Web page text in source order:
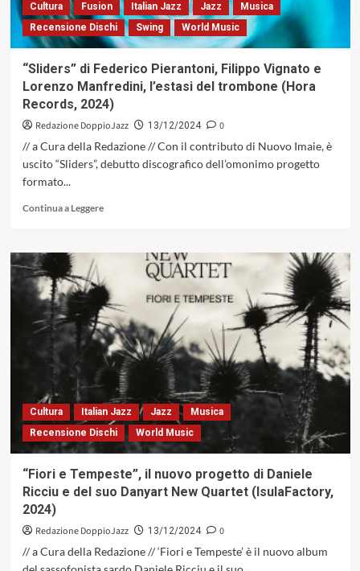
Cultura Fusion Italian Jazz Jazz
Musica
Recensione Dischi
Swing World Music
“Sliders” di Federico Pierantoni, Filippo Vignato e
Lorenzo Manfredini, l’estasi del trombone (Hora
Records, 2024)
Redazione DoppioJazz 13/12/2024
0
// a Cura della Redazione // Con il contributo di Nuovo Imaie, è
uscito “Sliders”, debutto discografico dell’omonimo progetto
formato...
Continua a LeggereLeggi
su
di
Federico
Pierantoni,
Filippo
Vignato
e
Lorenzo
Manfredini,
l’estasi
del
trombone
2024)
Cultura Italian Jazz Jazz
Musica
Recensione Dischi
World Music
“Fiori e Tempeste”, il nuovo progetto di Daniele
Ricciu e del suo Danyart New Quartet (IsulaFactory,
2024)
Redazione DoppioJazz 13/12/2024
0
// a Cura della Redazione // ‘Fiori e Tempeste’ è il nuovo album